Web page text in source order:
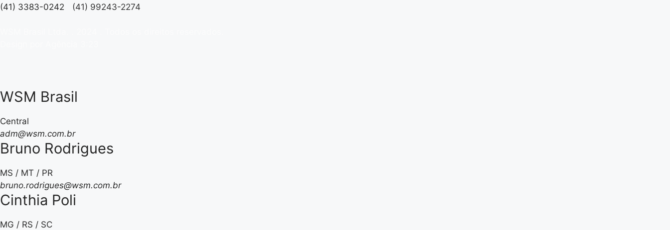
(41) 3383-0242
(41) 99243-2274
WSM Brasil
Central
adm@wsm.com.br
Bruno Rodrigues
MS / MT / PR
bruno.rodrigues@wsm.com.br
Cinthia Poli
MG / RS / SC